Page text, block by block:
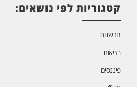
קטגוריות לפי נושאים:
חדשנות
בריאות
פיננסים